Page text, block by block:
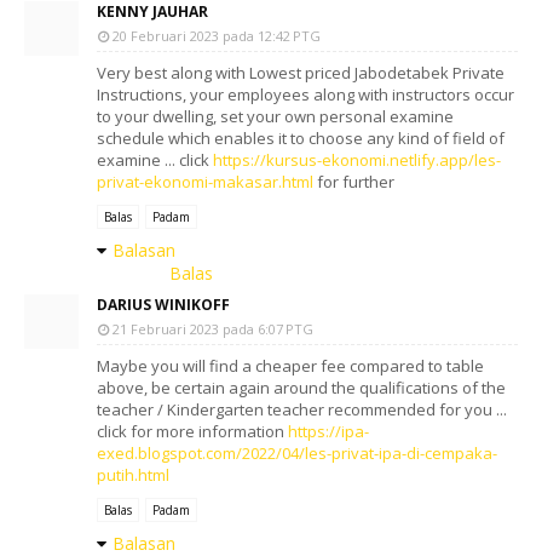
KENNY JAUHAR
20 Februari 2023 pada 12:42 PTG
Very best along with Lowest priced Jabodetabek Private
Instructions, your employees along with instructors occur
to your dwelling, set your own personal examine
schedule which enables it to choose any kind of field of
examine ... clickhttps://kursus-ekonomi.netlify.app/les-
privat-ekonomi-makasar.html for further
Balas Padam
Balasan
Balas
DARIUS WINIKOFF
21 Februari 2023 pada 6:07 PTG
Maybe you will find a cheaper fee compared to table
above, be certain again around the qualifications of the
teacher / Kindergarten teacher recommended for you ...
click for more information https://ipa-
exed.blogspot.com/2022/04/les-privat-ipa-di-cempaka-
putih.html
Balas Padam
Balasan